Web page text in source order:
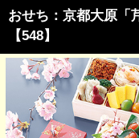
おせち：京都大原「
【548】